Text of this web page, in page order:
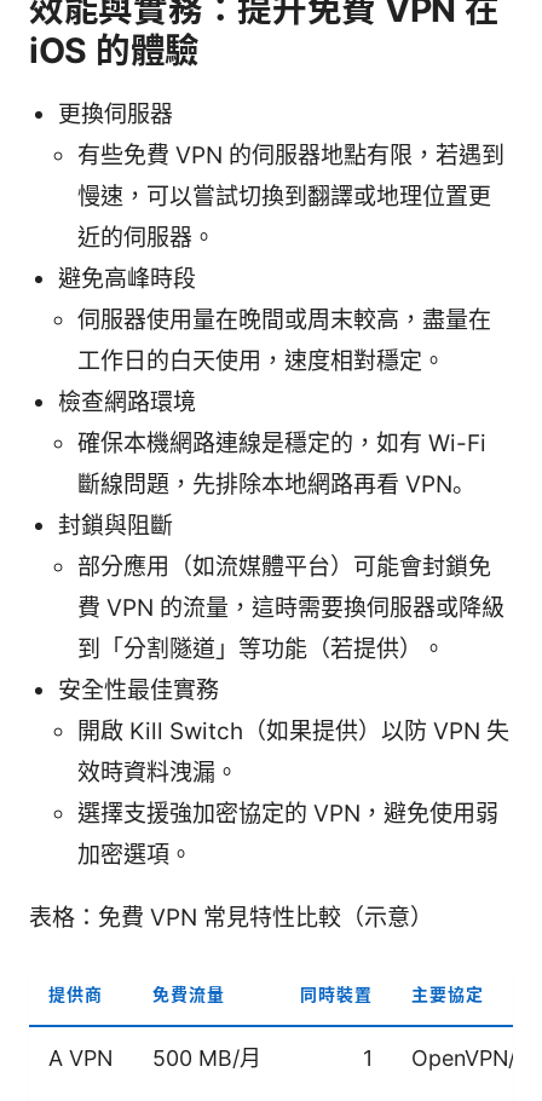
效能與實務：提升免費 VPN 在
iOS 的體驗
更換伺服器
有些免費 VPN 的伺服器地點有限，若遇到
慢速，可以嘗試切換到翻譯或地理位置更
近的伺服器。
避免高峰時段
伺服器使用量在晚間或周末較高，盡量在
工作日的白天使用，速度相對穩定。
檢查網路環境
確保本機網路連線是穩定的，如有 Wi-Fi
斷線問題，先排除本地網路再看 VPN。
封鎖與阻斷
部分應用（如流媒體平台）可能會封鎖免
費 VPN 的流量，這時需要換伺服器或降級
到「分割隧道」等功能（若提供）。
安全性最佳實務
開啟 Kill Switch（如果提供）以防 VPN 失
效時資料洩漏。
選擇支援強加密協定的 VPN，避免使用弱
加密選項。
表格：免費 VPN 常見特性比較（示意）
提供商 免費流量 同時裝置 主要協定
A VPN 500 MB/月 1 OpenVPN/